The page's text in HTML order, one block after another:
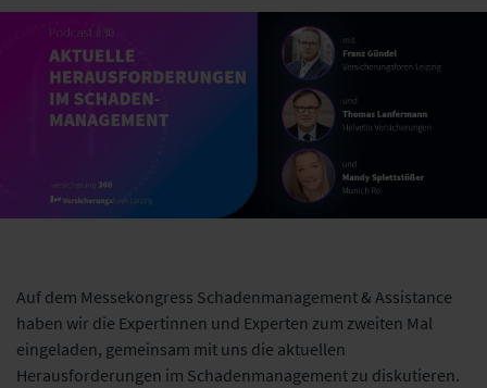
Auf dem Messekongress Schadenmanagement & Assistance
haben wir die Expertinnen und Experten zum zweiten Mal
eingeladen, gemeinsam mit uns die aktuellen
Herausforderungen im Schadenmanagement zu diskutieren.